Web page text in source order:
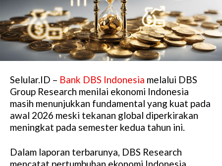
Selular.ID – Bank DBS Indonesia melalui DBS
Group Research menilai ekonomi Indonesia
masih menunjukkan fundamental yang kuat pada
awal 2026 meski tekanan global diperkirakan
meningkat pada semester kedua tahun ini.
Dalam laporan terbarunya, DBS Research